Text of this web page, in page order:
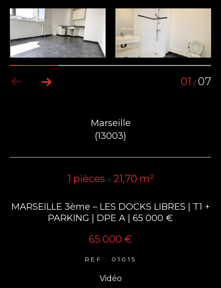
01 / 07
Marseille
(13003)
1 pièces - 21,70 m²
MARSEILLE 3ème – LES DOCKS LIBRES | T1 +
PARKING | DPE A | 65 000 €
65 000 €
REF : 01015
Vidéo